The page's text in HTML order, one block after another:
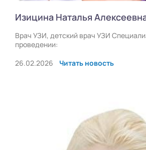
Изицина Наталья
Врач УЗИ, детский врач УЗИ
проведении:
26.02.2026
Читать новость